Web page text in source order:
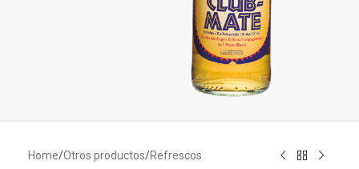
Home/Otros productos/Refrescos